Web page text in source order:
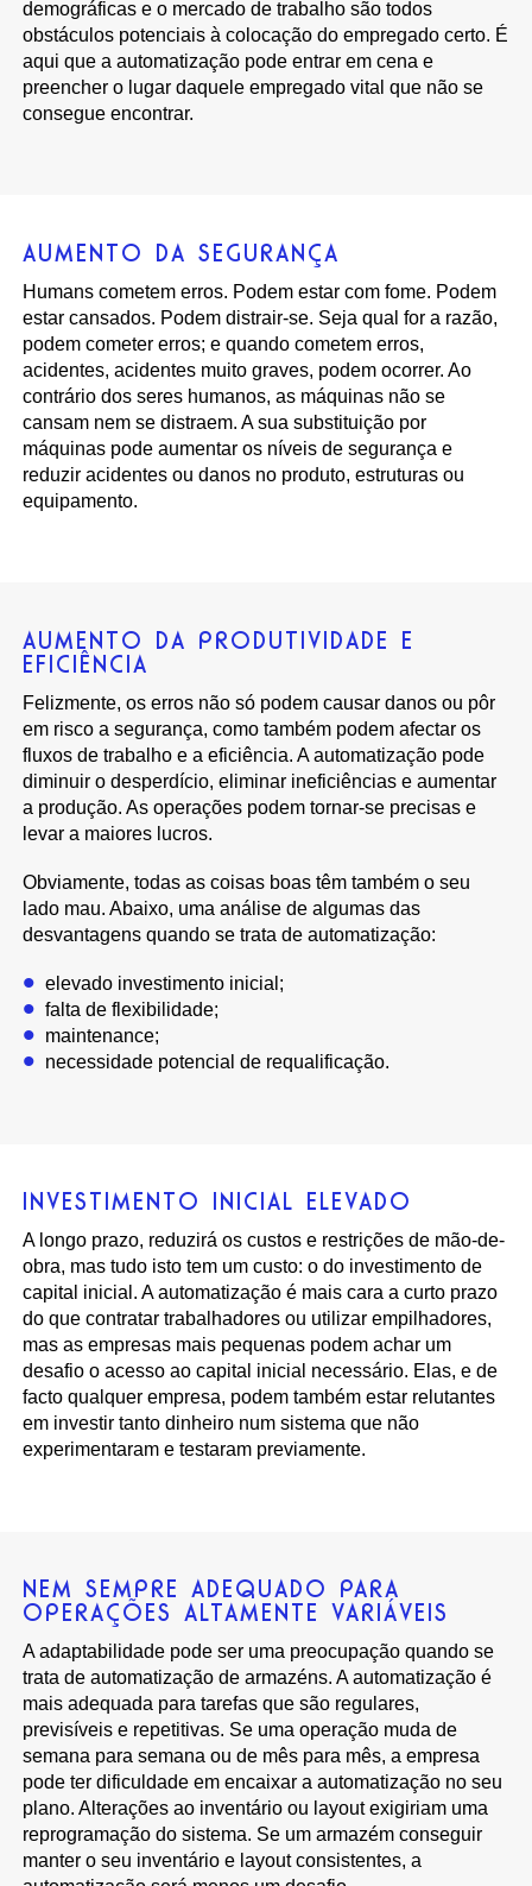
demográficas e o mercado de trabalho são todos
obstáculos potenciais à colocação do empregado certo. É
aqui que a automatização pode entrar em cena e
preencher o lugar daquele empregado vital que não se
consegue encontrar.
AUMENTO DA SEGURANÇA
Humans cometem erros. Podem estar com fome. Podem
estar cansados. Podem distrair-se. Seja qual for a razão,
podem cometer erros; e quando cometem erros,
acidentes, acidentes muito graves, podem ocorrer. Ao
contrário dos seres humanos, as máquinas não se
cansam nem se distraem. A sua substituição por
máquinas pode aumentar os níveis de segurança e
reduzir acidentes ou danos no produto, estruturas ou
equipamento.
AUMENTO DA PRODUTIVIDADE E
EFICIÊNCIA
Felizmente, os erros não só podem causar danos ou pôr
em risco a segurança, como também podem afectar os
fluxos de trabalho e a eficiência. A automatização pode
diminuir o desperdício, eliminar ineficiências e aumentar
a produção. As operações podem tornar-se precisas e
levar a maiores lucros.
Obviamente, todas as coisas boas têm também o seu
lado mau. Abaixo, uma análise de algumas das
desvantagens quando se trata de automatização:
elevado investimento inicial;
falta de flexibilidade;
maintenance;
necessidade potencial de requalificação.
INVESTIMENTO INICIAL ELEVADO
A longo prazo, reduzirá os custos e restrições de mão-de-
obra, mas tudo isto tem um custo: o do investimento de
capital inicial. A automatização é mais cara a curto prazo
do que contratar trabalhadores ou utilizar empilhadores,
mas as empresas mais pequenas podem achar um
desafio o acesso ao capital inicial necessário. Elas, e de
facto qualquer empresa, podem também estar relutantes
em investir tanto dinheiro num sistema que não
experimentaram e testaram previamente.
NEM SEMPRE ADEQUADO PARA
OPERAÇÕES ALTAMENTE VARIÁVEIS
A adaptabilidade pode ser uma preocupação quando se
trata de automatização de armazéns. A automatização é
mais adequada para tarefas que são regulares,
previsíveis e repetitivas. Se uma operação muda de
semana para semana ou de mês para mês, a empresa
pode ter dificuldade em encaixar a automatização no seu
plano. Alterações ao inventário ou layout exigiriam uma
reprogramação do sistema. Se um armazém conseguir
manter o seu inventário e layout consistentes, a